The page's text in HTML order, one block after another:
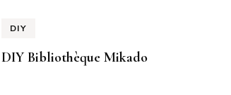
DIY
DIY Bibliothèque Mikado